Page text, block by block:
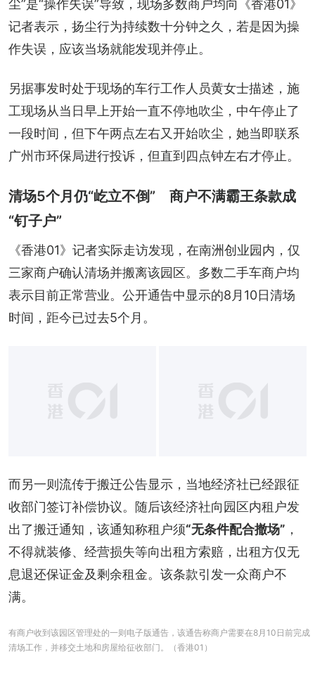
尘”是“操作失误”导致，现场多数商户均向《香港01》
记者表示，扬尘行为持续数十分钟之久，若是因为操
作失误，应该当场就能发现并停止。
另据事发时处于现场的车行工作人员黄女士描述，施
工现场从当日早上开始一直不停地吹尘，中午停止了
一段时间，但下午两点左右又开始吹尘，她当即联系
广州市环保局进行投诉，但直到四点钟左右才停止。
清场5个月仍“屹立不倒” 商户不满霸王条款成
“钉子户”
《香港01》记者实际走访发现，在南洲创业园内，仅
三家商户确认清场并搬离该园区。多数二手车商户均
表示目前正常营业。公开通告中显示的8月10日清场
时间，距今已过去5个月。
而另一则流传于搬迁公告显示，当地经济社已经跟征
收部门签订补偿协议。随后该经济社向园区内租户发
出了搬迁通知，该通知称租户须“无条件配合撤场” ，
不得就装修、经营损失等向出租方索赔，出租方仅无
息退还保证金及剩余租金。该条款引发一众商户不
满。
有商户收到该园区管理处的一则电子版通告，该通告称商户需要在8月10日前完成
清场工作，并移交土地和房屋给征收部门。（香港01）